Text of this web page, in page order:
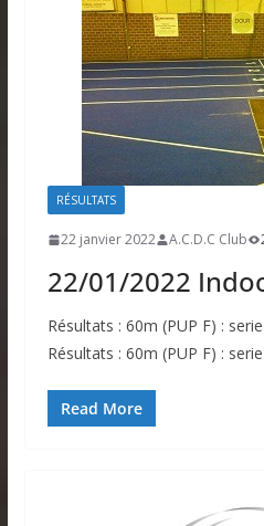
RÉSULTATS
22 janvier 2022 A.C.D.C Club
22/01/2022
Résultats : 60m (PUP F) :
Résultats : 60m (PUP F) :
Read More